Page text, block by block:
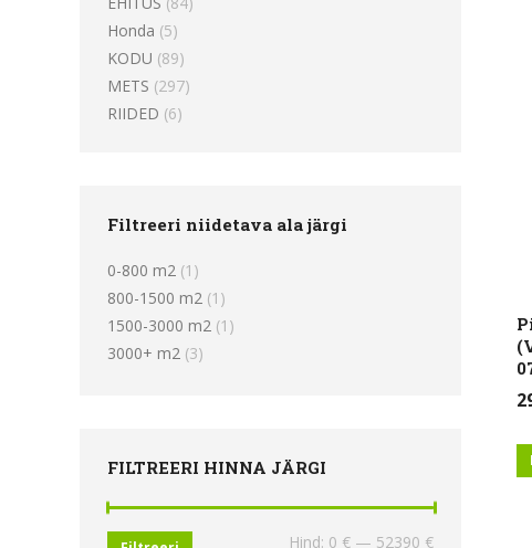
Honda (5)
KODU (89)
METS (297)
RIIDED (6)
Filtreeri niidetava ala järgi
0-800 m2 (1)
800-1500 m2 (1)
1500-3000 m2 (1)
3000+ m2 (3)
FILTREERI HINNA JÄRGI
Minimaalne
Maksimaalne
Hind: 0 € — 52390 €